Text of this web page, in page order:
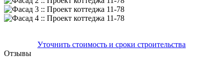
Уточнить стоимость и сроки строительства
Отзывы